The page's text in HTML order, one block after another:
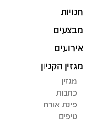
חנויות
מבצעים
אירועים
מגזין הקניון
מגזין
כתבות
פינת אורח
טיפים